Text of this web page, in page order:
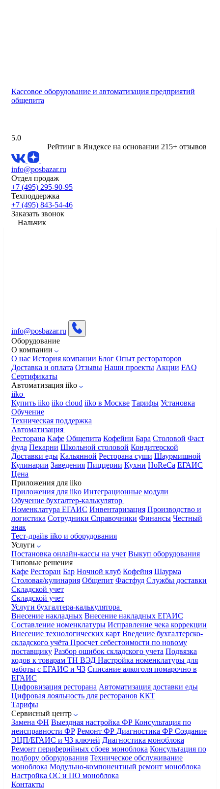
Кассовое оборудование и автоматизация предприятий
общепита
5.0
Рейтинг в Яндексе на основании 215+ отзывов
info@posbazar.ru
Отдел продаж
+7 (495) 295-90-95
Техподдержка
+7 (495) 843-54-46
Заказать звонок
Нальчик
info@posbazar.ru
Оборудование
О компании
О нас История компании Блог Опыт рестораторов
Доставка и оплата Отзывы Наши проекты Акции FAQ
Сертификаты
Автоматизация iiko
iiko
Купить iiko iiko cloud iiko в Москве Тарифы Установка
Обучение
Техническая поддержка
Автоматизация
Ресторана Кафе Общепита Кофейни Бара Столовой Фаст
фуда Пекарни Школьной столовой Кондитерской
Доставки еды Кальянной Ресторана суши Шаурмишной
Кулинарии Заведения Пиццерии Кухни HoReCa ЕГАИС
Цена
Приложения для iiko
Приложения для iiko Интеграционные модули
Обучение бухгалтер-калькулятор
Номенклатура ЕГАИС Инвентаризация Производство и
логистика Сотрудники Справочники Финансы Честный
знак
Тест-драйв iiko и оборудования
Услуги
Постановка онлайн-кассы на учет Выкуп оборудования
Типовые решения
Кафе Ресторан Бар Ночной клуб Кофейня Шаурма
Столовая/кулинария Общепит Фастфуд Службы доставки
Складской учет
Складской учет
Услуги бухгалтера-калькулятора
Внесение накладных Внесение накладных ЕГАИС
Составление номенклатуры Исправление чека коррекции
Внесение технологических карт Введение бухгалтерско-
складского учёта Просчет себестоимости по новому
поставщику Разбор ошибок складского учета Подвязка
кодов к товарам ТН ВЭД Настройка номенклатуры для
работы с ЕГАИС и ЧЗ Списание алкоголя помарочно в
ЕГАИС
Цифровизация ресторана Автоматизация доставки еды
Цифровая лояльность для ресторанов ККТ
Тарифы
Сервисный центр
Замена ФН Выездная настройка ФР Консультация по
неисправности ФР Ремонт ФР Диагностика ФР Создание
ЭЦП/ЕГАИС и ЧЗ ключей Диагностика моноблока
Ремонт периферийных сбоев моноблока Консультация по
подбору оборудования Техническое обслуживание
моноблока Модульно-компонентный ремонт моноблока
Настройка ОС и ПО моноблока
Контакты